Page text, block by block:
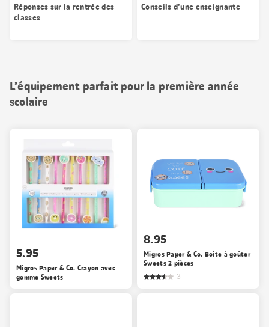
Réponses sur la rentrée des
classes
Conseils d'une enseignante
L’équipement parfait pour la première année
scolaire
5.95
Migros Paper & Co. Crayon avec
gomme Sweets
8.95
Migros Paper & Co. Boîte à goûter
Sweets 2 pièces
3